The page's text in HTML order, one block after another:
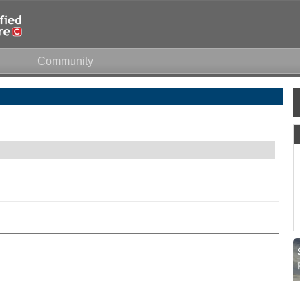
Community